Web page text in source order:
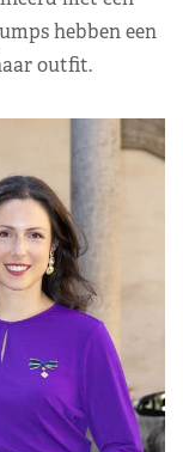
hebben een
outfit.